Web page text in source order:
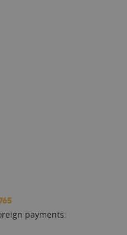
payments: